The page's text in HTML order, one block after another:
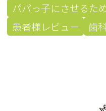
パパっ子にさせるた
患者様レビュー
歯